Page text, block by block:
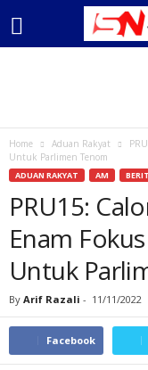
Home Aduan Rakyat
Untuk Parlimen Tenom
ADUAN RAKYAT AM
PRU15:
Enam
Untuk
By Arif Razali - 11/11/2022
Facebook